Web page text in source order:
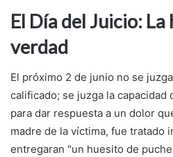
El Día del Juicio: La
verdad
El próximo 2 de junio no se
calificado; se juzga la capacidad
para dar respuesta a un dolor
madre de la víctima, fue tratado
entregaran "un huesito de